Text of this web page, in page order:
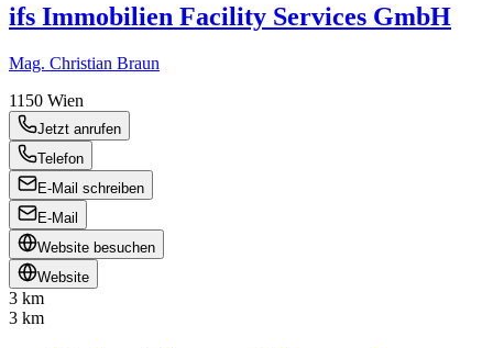
ifs Immobilien Facility Services GmbH
Mag. Christian Braun
1150 Wien
Jetzt anrufen
Telefon
E-Mail schreiben
E-Mail
Website besuchen
Website
3 km
3 km